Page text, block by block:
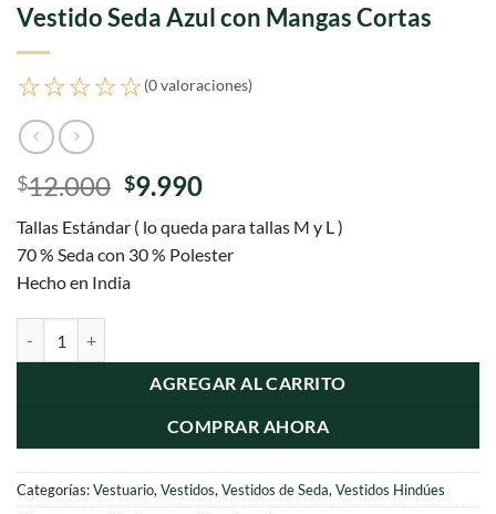
Vestido Seda Azul con Mangas Cortas
☆☆☆☆☆(0 valoraciones)
$12.000 El
original
era:
$12.000.
$9.990El
actual
es:
Tallas Estándar ( lo queda para tallas M y L )
70 % Seda con 30 % Polester
Hecho en India
AGREGAR AL CARRITO
COMPRAR AHORA
Categorías:Vestuario,Vestidos,Vestidos de Seda,Vestidos Hindúes